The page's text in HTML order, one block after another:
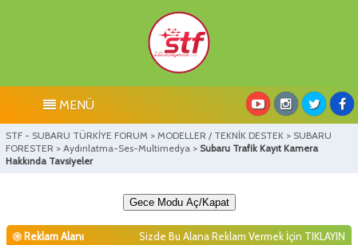
MENÜ
STF - SUBARU TÜRKİYE FORUM > MODELLER / TEKNİK DESTEK > SUBARU
FORESTER > Aydınlatma-Ses-Multimedya > Subaru Trafik Kayıt Kamera
Hakkında Tavsiyeler
Gece Modu Aç/Kapat
Reklam Alanı Sizde Bu Alana Reklam Vermek İçin TIKLAYIN